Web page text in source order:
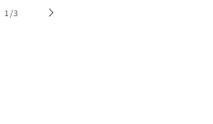
1/af
3